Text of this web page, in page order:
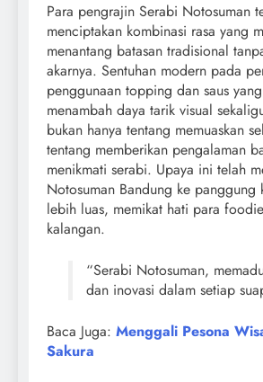
Para pengrajin Serabi Notosuman
menciptakan kombinasi rasa yang
menantang batasan tradisional
akarnya. Sentuhan modern pada
penggunaan topping dan saus
menambah daya tarik visual
bukan hanya tentang memuaskan
tentang memberikan pengalaman
menikmati serabi. Upaya ini telah
Notosuman Bandung ke panggung
lebih luas, memikat hati para
kalangan.
“Serabi Notosuman,
dan inovasi dalam setiap
Baca Juga: Menggali Pesona
Sakura